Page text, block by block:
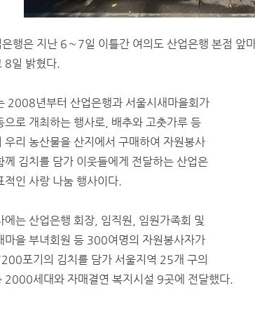
행은 지난 6∼7일 이틀간 여의도 산업은행 본점 앞
8일 밝혔다.
2008년부터 산업은행과 서울시새마을회가
으로 개최하는 행사로, 배추와 고춧가루 등
우리 농산물을 산지에서 구매하여 자원봉사
께 김치를 담가 이웃들에게 전달하는 산업은
적인 사랑 나눔 행사이다.
에는 산업은행 회장, 임직원, 임원가족회 및
마을 부녀회원 등 300여명의 자원봉사자가
포기의 김치를 담가 서울지역 25개 구의
2000세대와 자매결연 복지시설 9곳에 전달했다.